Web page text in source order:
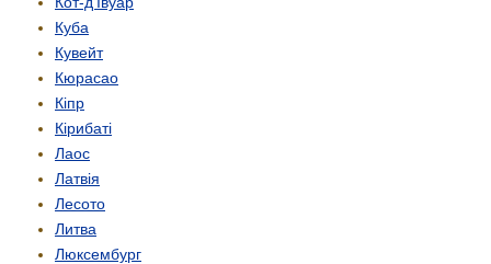
Куба
Кувейт
Кюрасао
Кіпр
Кірибаті
Лаос
Латвія
Лесото
Литва
Люксембург